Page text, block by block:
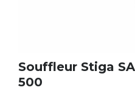
Souffleur Stiga
500